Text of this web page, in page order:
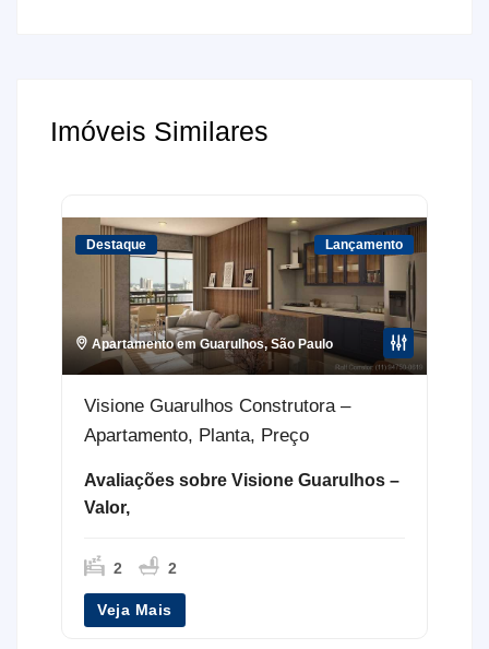
Imóveis Similares
Destaque Lançamento
Apartamento em Guarulhos,São Paulo
Visione Guarulhos Construtora –
Apartamento, Planta, Preço
Avaliações sobre Visione Guarulhos –
Valor,
2 2
Veja Mais